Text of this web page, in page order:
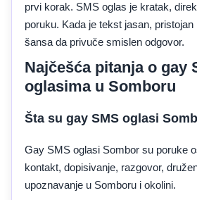
prvi korak. SMS oglas je kratak,
poruku. Kada je tekst jasan,
šansa da privuče smislen odgovor.
Najčešća pitanja o gay
oglasima u Somboru
Šta su gay SMS oglasi
Gay SMS oglasi Sombor su poruke
kontakt, dopisivanje, razgovor,
upoznavanje u Somboru i okolini.